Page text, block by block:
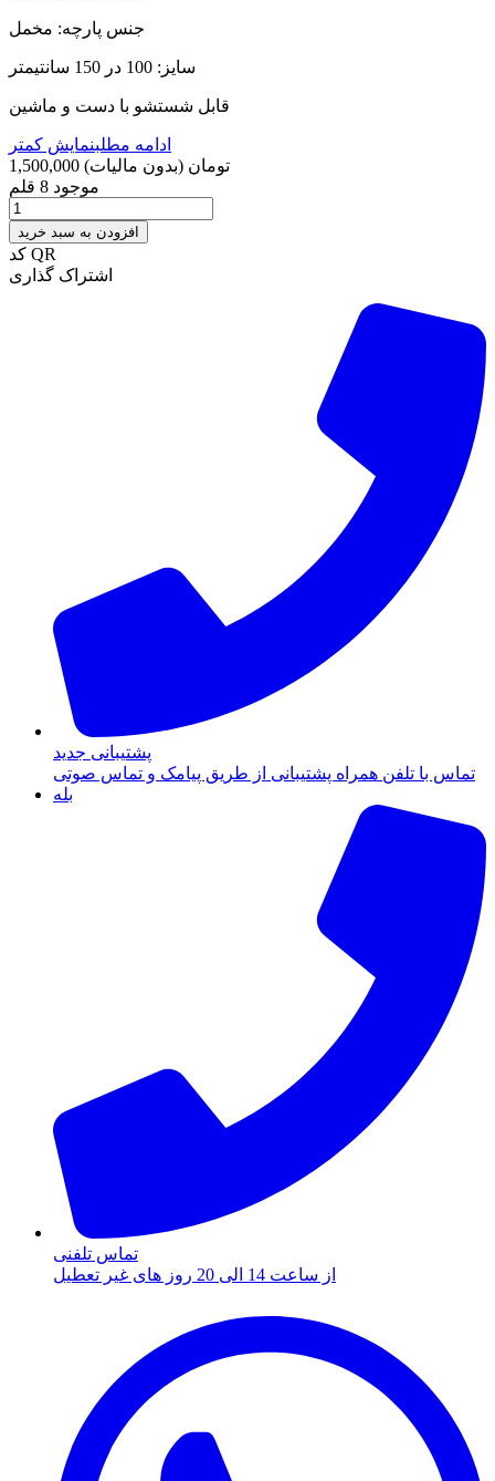
جنس پارچه: مخمل
سایز: 100 در 150 سانتیمتر
قابل شستشو با دست و ماشین
ادامه مطلبنمایش کمتر
1,500,000 تومان (بدون مالیات)
موجود 8 قلم
افزودن به سبد خرید
کد QR
اشتراک گذاری
پشتیبانی جدید
تماس با تلفن همراه پشتیبانی از طریق پیامک و تماس صوتی
بله
تماس تلفنی
از ساعت 14 الی 20 روز های غیر تعطیل